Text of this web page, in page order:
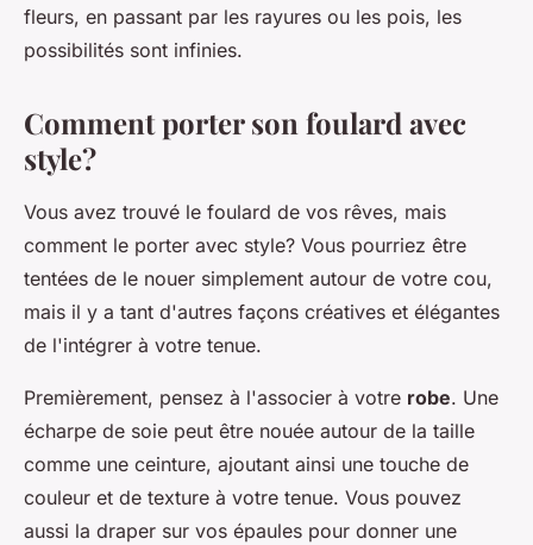
fleurs, en passant par les rayures ou les pois, les
possibilités sont infinies.
Comment porter son foulard avec
style?
Vous avez trouvé le foulard de vos rêves, mais
comment le porter avec style? Vous pourriez être
tentées de le nouer simplement autour de votre cou,
mais il y a tant d'autres façons créatives et élégantes
de l'intégrer à votre tenue.
Premièrement, pensez à l'associer à votre robe. Une
écharpe de soie peut être nouée autour de la taille
comme une ceinture, ajoutant ainsi une touche de
couleur et de texture à votre tenue. Vous pouvez
aussi la draper sur vos épaules pour donner une